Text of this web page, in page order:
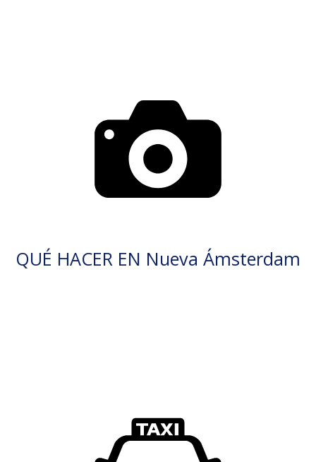
QUÉ HACER EN Nueva Ámsterdam